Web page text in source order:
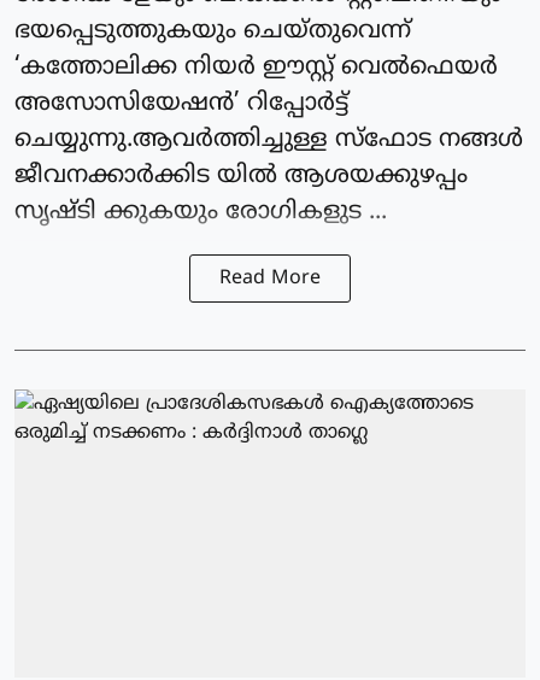
ഭയപ്പെടുത്തുകയും ചെയ്തുവെന്ന്
‘കത്തോലിക്ക നിയര്‍ ഈസ്റ്റ് വെല്‍ഫെയര്‍
അസോസിയേഷന്‍’ റിപ്പോര്‍ട്ട്
ചെയ്യുന്നു.ആവര്‍ത്തിച്ചുള്ള സ്‌ഫോട നങ്ങള്‍
ജീവനക്കാര്‍ക്കിട യില്‍ ആശയക്കുഴപ്പം
സൃഷ്ടി ക്കുകയും രോഗികളുട ...
Read More